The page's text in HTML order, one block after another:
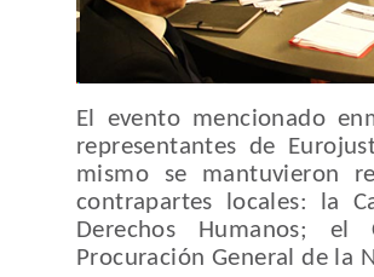
El evento mencionado
representantes de
mismo se mantuvieron
contrapartes locales: la
Derechos Humanos;
Procuración General de la